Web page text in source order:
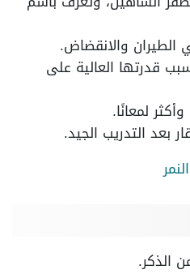
والانقضاض.
قدرتها العالية على
لمعانًا.
بعد التدريب الجيد.
الذكر.